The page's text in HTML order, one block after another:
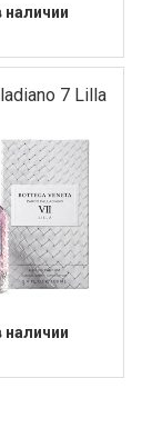
наличии
7 Lilla
наличии